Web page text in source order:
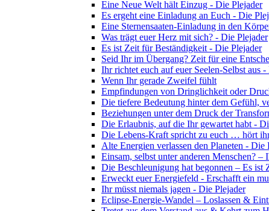
Eine Neue Welt hält Einzug - Die Plejader
Es ergeht eine Einladung an Euch - Die
Eine Sternensaaten-Einladung in den
Was trägt euer Herz mit sich? - Die Plejader
Es ist Zeit für Beständigkeit - Die Plejader
Seid Ihr im Übergang? Zeit für eine
Ihr richtet euch auf euer Seelen-Selbst aus
Wenn Ihr gerade Zweifel fühlt
Empfindungen von Dringlichkeit oder
Die tiefere Bedeutung hinter dem Gefühl,
Beziehungen unter dem Druck der
Die Erlaubnis, auf die Ihr gewartet habt -
Die Lebens-Kraft spricht zu euch … hört
Alte Energien verlassen den Planeten - Die
Einsam, selbst unter anderen Menschen?
Die Beschleunigung hat begonnen – Es ist
Erweckt euer Energiefeld - Erschafft ein
Ihr müsst niemals jagen - Die Plejader
Eclipse-Energie-Wandel – Loslassen &